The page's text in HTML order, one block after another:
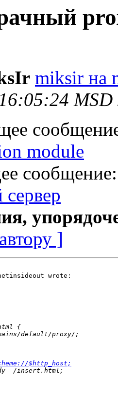
miksir на
MSD
module
сервер
]
wrote:
$http_host;